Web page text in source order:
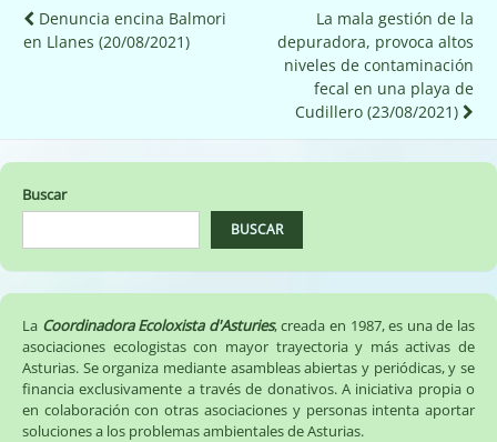
Navegación
de
Denuncia encina Balmori
en Llanes (20/08/2021)
La mala gestión de la
depuradora, provoca altos
niveles de contaminación
fecal en una playa de
Cudillero (23/08/2021)
Buscar
BUSCAR
La Coordinadora Ecoloxista d'Asturies, creada en 1987, es una de las
asociaciones ecologistas con mayor trayectoria y más activas de
Asturias. Se organiza mediante asambleas abiertas y periódicas, y se
financia exclusivamente a través de donativos. A iniciativa propia o
en colaboración con otras asociaciones y personas intenta aportar
soluciones a los problemas ambientales de Asturias.